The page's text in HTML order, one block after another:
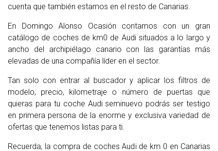
cuenta que también estamos en el resto de Canarias.
En Domingo Alonso Ocasión contamos con un gran
catálogo de coches de km0 de Audi situados a lo largo y
ancho del archipiélago canario con las garantías más
elevadas de una compañía líder en el sector.
Tan solo con entrar al buscador y aplicar los filtros de
modelo, precio, kilometraje o número de puertas que
quieras para tu coche Audi seminuevo podrás ser testigo
en primera persona de la enorme y exclusiva variedad de
ofertas que tenemos listas para ti.
Recuerda, la compra de coches Audi de km 0 en Canarias